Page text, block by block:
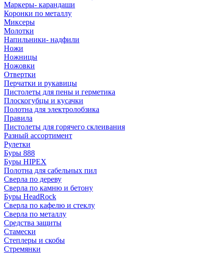
Маркеры- карандаши
Коронки по металлу
Миксеры
Молотки
Напильники- надфили
Ножи
Ножницы
Ножовки
Отвертки
Перчатки и рукавицы
Пистолеты для пены и герметика
Плоскогубцы и кусачки
Полотна для электролобзика
Правила
Пистолеты для горячего склеивания
Разный ассортимент
Рулетки
Буры 888
Буры HIPEX
Полотна для сабельных пил
Сверла по дереву
Сверла по камню и бетону
Буры HeadRock
Сверла по кафелю и стеклу
Сверла по металлу
Средства защиты
Стамески
Степлеры и скобы
Стремянки